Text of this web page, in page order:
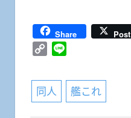
Share Post
Copy
同人 艦これ